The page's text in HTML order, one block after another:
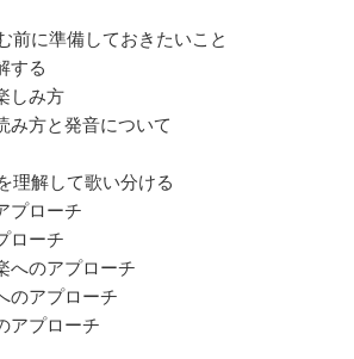
に準備しておきたいこと
する
しみ方
み方と発音について
解して歌い分ける
プローチ
ローチ
へのアプローチ
のアプローチ
アプローチ